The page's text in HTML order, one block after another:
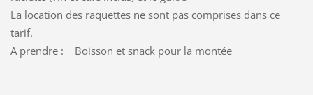
La location des raquettes ne sont pas comprises dans ce
tarif.
A prendre : Boisson et snack pour la montée